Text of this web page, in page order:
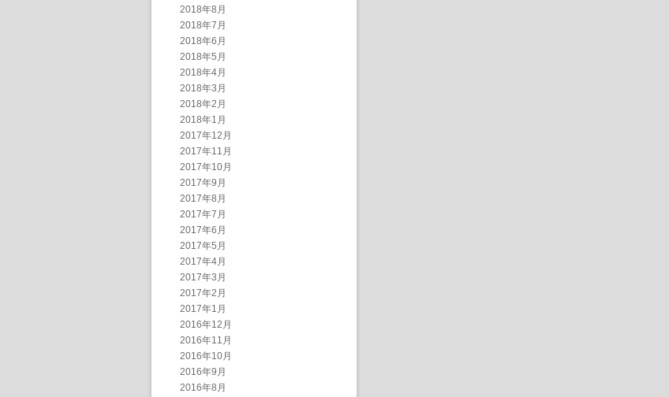
2018年8月
2018年7月
2018年6月
2018年5月
2018年4月
2018年3月
2018年2月
2018年1月
2017年12月
2017年11月
2017年10月
2017年9月
2017年8月
2017年7月
2017年6月
2017年5月
2017年4月
2017年3月
2017年2月
2017年1月
2016年12月
2016年11月
2016年10月
2016年9月
2016年8月